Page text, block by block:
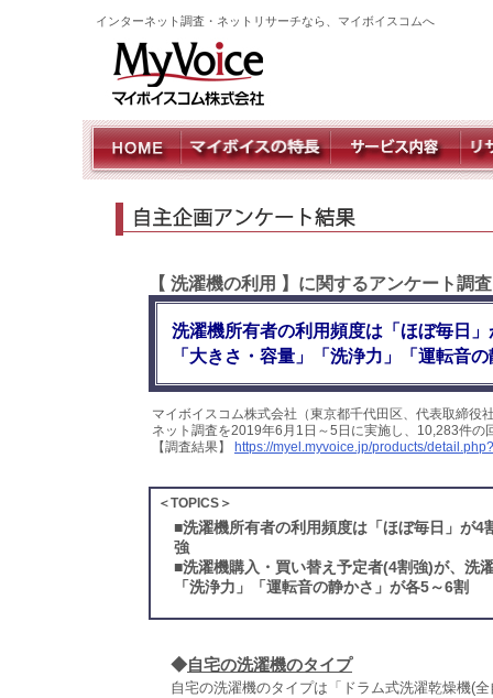
インターネット調査・ネットリサーチなら、マイボイスコムへ
【 洗濯機の利用 】に関するアンケート調
洗濯機所有者の利用頻度は「ほぼ毎日
「大きさ・容量」「洗浄力」「運転音
マイボイスコム株式会社（東京都千代田区、代表取締役
ネット調査を2019年6月1日～5日に実施し、10,283件
【調査結果】
https://myel.myvoice.jp/products/
＜TOPICS＞
■洗濯機所有者の利用頻度は「ほぼ毎日」が
強
■洗濯機購入・買い替え予定者(4割強)が、洗
「洗浄力」「運転音の静かさ」が各5～6割
◆自宅の洗濯機のタイプ
自宅の洗濯機のタイプは「ドラム式洗濯乾燥機(